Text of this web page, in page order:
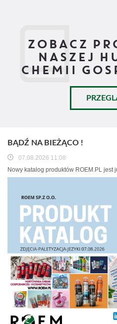
ZOBACZ
NASZEJ
CHEMII
BĄDŹ NA BIEŻĄCO !
07.08.2026 11:08
Nowy katalog produktów ROEM.PL jest